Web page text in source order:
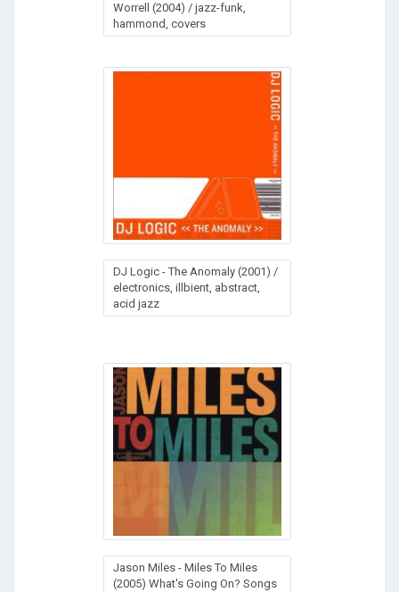
Worrell (2004) / jazz-funk,
hammond, covers
DJ Logic - The Anomaly (2001) /
electronics, illbient, abstract,
acid jazz
Jason Miles - Miles To Miles
(2005) What's Going On? Songs